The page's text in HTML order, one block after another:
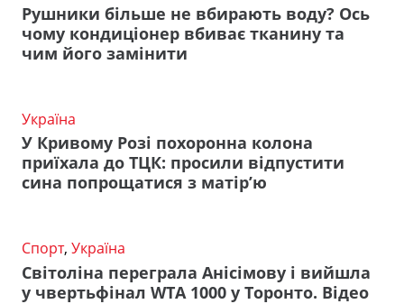
Рушники більше не вбирають воду? Ось
чому кондиціонер вбиває тканину та
чим його замінити
Україна
У Кривому Розі похоронна колона
приїхала до ТЦК: просили відпустити
сина попрощатися з матір’ю
Спорт, Україна
Світоліна переграла Анісімову і вийшла
у чвертьфінал WTA 1000 у Торонто. Відео